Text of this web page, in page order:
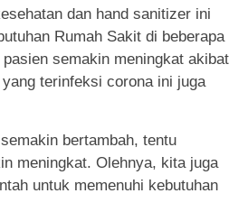
dan hand sanitizer ini
Rumah Sakit di beberapa
semakin meningkat akibat
terinfeksi corona ini juga
bertambah, tentu
meningkat. Olehnya, kita juga
untuk memenuhi kebutuhan